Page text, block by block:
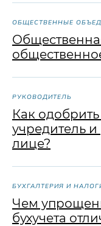
ОБЩЕСТВЕННЫЕ
РУКОВОДИТЕЛЬ
Как
учредитель
лице?
БУХГАЛТЕРИЯ И
Чем
бухучета